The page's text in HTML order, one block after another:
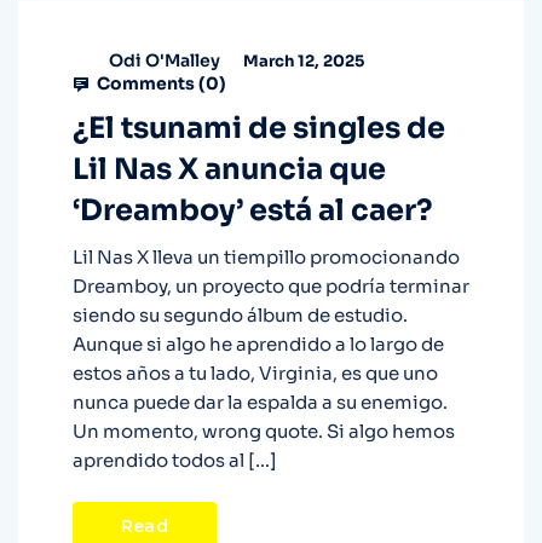
Odi O'Malley March 12, 2025
Comments (0)
¿El tsunami de singles de
Lil Nas X anuncia que
‘Dreamboy’ está al caer?
Lil Nas X lleva un tiempillo promocionando
Dreamboy, un proyecto que podría terminar
siendo su segundo álbum de estudio.
Aunque si algo he aprendido a lo largo de
estos años a tu lado, Virginia, es que uno
nunca puede dar la espalda a su enemigo.
Un momento, wrong quote. Si algo hemos
aprendido todos al […]
Read